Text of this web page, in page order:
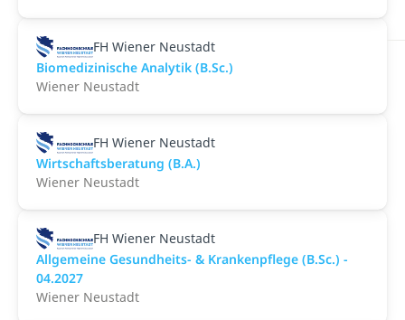
FH Wiener Neustadt
Biomedizinische Analytik (B.Sc.)
Wiener Neustadt
FH Wiener Neustadt
Wirtschaftsberatung (B.A.)
Wiener Neustadt
FH Wiener Neustadt
Allgemeine Gesundheits- & Krankenpflege (B.Sc.) -
04.2027
Wiener Neustadt